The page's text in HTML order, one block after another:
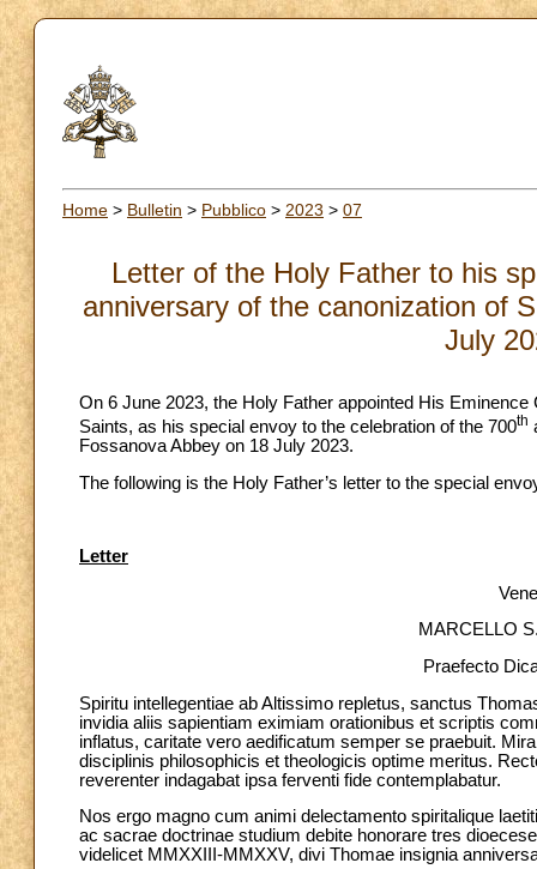
Home > Bulletin > Pubblico > 2023 > 07
Letter of the Holy Father to his
anniversary of the canonization of
July
On 6 June 2023, the Holy Father appointed His
Saints, as his special envoy to the celebration of the 700th
Fossanova Abbey on 18 July 2023.
The following is the Holy Father’s letter to the special
Letter
MARCELLO
Praefecto
Spiritu intellegentiae ab Altissimo repletus, sanctus
invidia aliis sapientiam eximiam orationibus et scriptis
inflatus, caritate vero aedificatum semper se praebuit.
disciplinis philosophicis et theologicis optime meritus.
reverenter indagabat ipsa ferventi fide contemplabatur.
Nos ergo magno cum animi delectamento spiritalique
ac sacrae doctrinae studium debite honorare tres
videlicet MMXXIII-MMXXV, divi Thomae insignia